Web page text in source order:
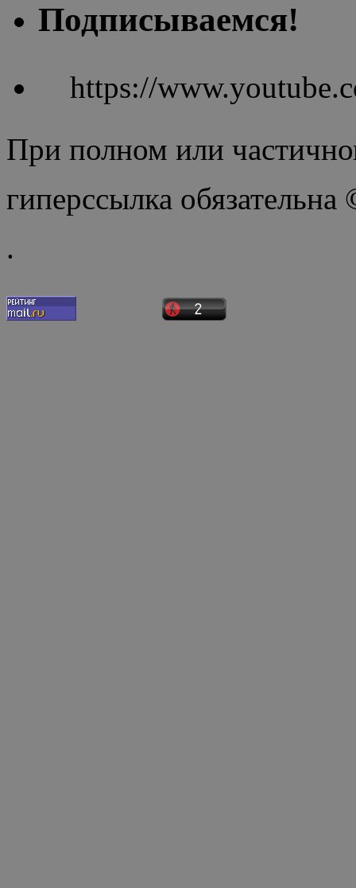
Подписываемся!
https://
При полном или
гиперссылка
.